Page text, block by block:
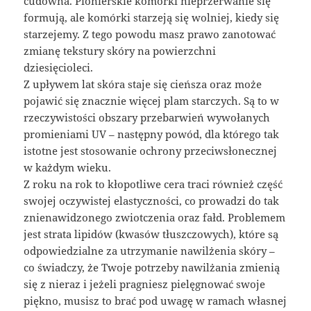
formują, ale komórki starzeją się wolniej, kiedy się
starzejemy. Z tego powodu masz prawo zanotować
zmianę tekstury skóry na powierzchni
dziesięcioleci.
Z upływem lat skóra staje się cieńsza oraz może
pojawić się znacznie więcej plam starczych. Są to w
rzeczywistości obszary przebarwień wywołanych
promieniami UV – następny powód, dla którego tak
istotne jest stosowanie ochrony przeciwsłonecznej
w każdym wieku.
Z roku na rok to kłopotliwe cera traci również część
swojej oczywistej elastyczności, co prowadzi do tak
znienawidzonego zwiotczenia oraz fałd. Problemem
jest strata lipidów (kwasów tłuszczowych), które są
odpowiedzialne za utrzymanie nawilżenia skóry –
co świadczy, że Twoje potrzeby nawilżania zmienią
się z nieraz i jeżeli pragniesz pielęgnować swoje
piękno, musisz to brać pod uwagę w ramach własnej